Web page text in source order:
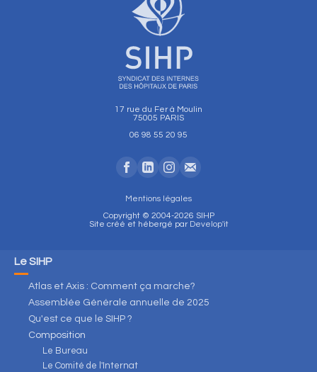
17 rue du Fer à Moulin
75005 PARIS
06 98 55 20 95
Mentions légales
Copyright © 2004-2026 SIHP
Site créé et hébergé par Develop'it
Le SIHP
Atlas et Axis : Comment ça marche?
Assemblée Générale annuelle de 2025
Qu'est ce que le SIHP ?
Composition
Le Bureau
Le Comité de l'Internat